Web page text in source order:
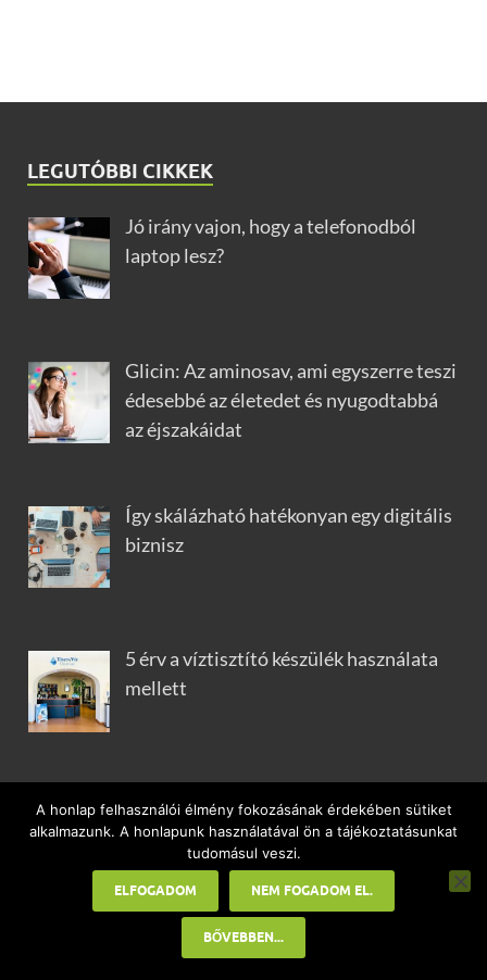
LEGUTÓBBI CIKKEK
Jó irány vajon, hogy a telefonodból
laptop lesz?
Glicin: Az aminosav, ami egyszerre teszi
édesebbé az életedet és nyugodtabbá
az éjszakáidat
Így skálázható hatékonyan egy digitális
biznisz
5 érv a víztisztító készülék használata
mellett
Autószerviz választás, amikor nem az ár
dönt
A honlap felhasználói élmény fokozásának érdekében sütiket
alkalmazunk. A honlapunk használatával ön a tájékoztatásunkat
tudomásul veszi.
ELFOGADOM NEM FOGADOM EL.
BŐVEBBEN...